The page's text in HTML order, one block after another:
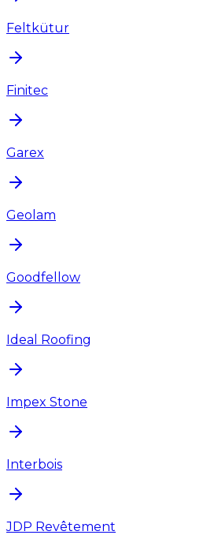
Feltkütur
Finitec
Garex
Geolam
Goodfellow
Ideal Roofing
Impex Stone
Interbois
JDP Revêtement